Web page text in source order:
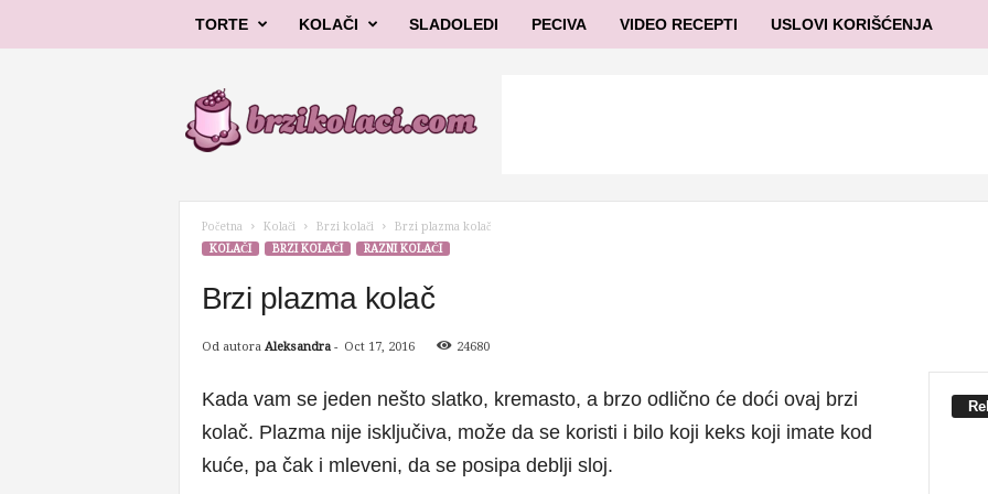
TORTE KOLAČI SLADOLEDI PECIVA VIDEO RECEPTI USLOVI KORIŠĆENJA
l
Početna Kolači Brzi kolači
Brzi plazma kolač
KOLAČI
BRZI KOLAČI RAZNI KOLAČI
Brzi plazma kolač
Od autora Aleksandra- Oct 17, 2016 24680
Kada vam se jeden nešto slatko, kremasto, a brzo odlično će doći ovaj brzi
kolač. Plazma nije isključiva, može da se koristi i bilo koji keks koji imate kod
kuće, pa čak i mleveni, da se posipa deblji sloj.